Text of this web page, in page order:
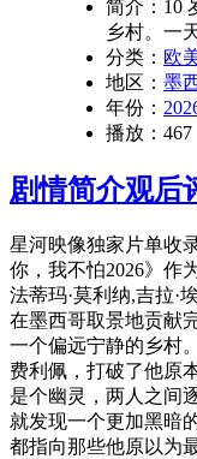
简介： 10
乡村。一
分类： 欧
地区： 墨
年份：
播放： 467
剧情简介观后
星河映像独家片单收
你，我不怕2026》作
法蒂玛·莫利纳,吉拉·
在墨西哥取景地贡献
一个偏远宁静的乡村
费利佩，打破了他原
是个幽灵，两人之间
就发现一个更加黑暗
都指向那些他原以为